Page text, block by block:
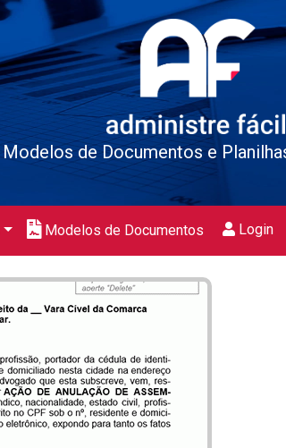
Modelos de Documentos e
Modelos de Documentos Login